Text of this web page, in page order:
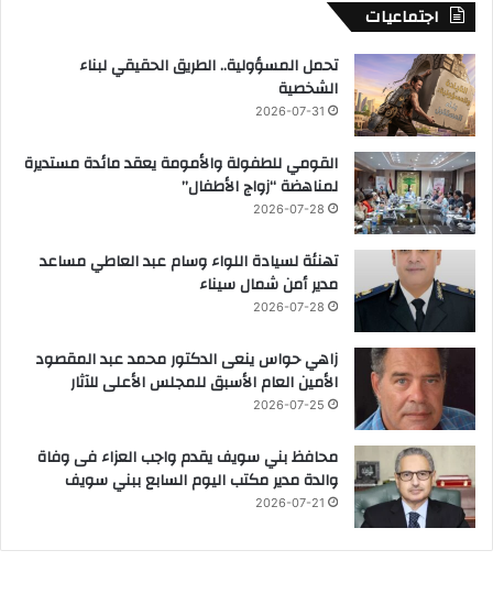
اجتماعيات
تحمل المسؤولية.. الطريق الحقيقي لبناء
الشخصية
2026-07-31
القومي للطفولة والأمومة يعقد مائدة مستديرة
لمناهضة “زواج الأطفال”
2026-07-28
تهنئة لسيادة اللواء وسام عبد العاطي مساعد
مدير أمن شمال سيناء
2026-07-28
زاهي حواس ينعى الدكتور محمد عبد المقصود
الأمين العام الأسبق للمجلس الأعلى للآثار
2026-07-25
محافظ بني سويف يقدم واجب العزاء فى وفاة
والدة مدير مكتب اليوم السابع ببني سويف
2026-07-21